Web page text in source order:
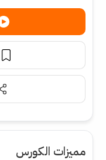
مميزات الكورس